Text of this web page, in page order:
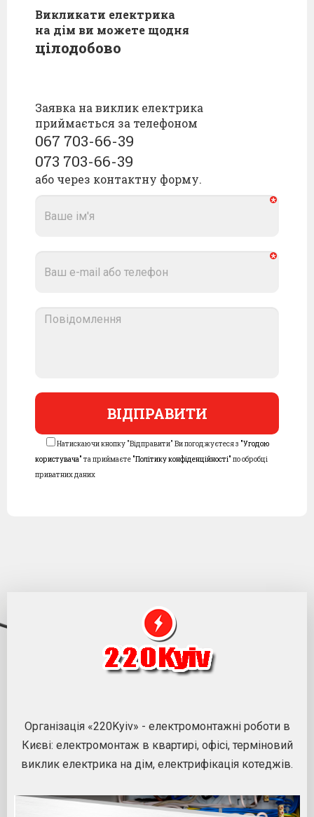
Викликати електрика
на дім ви можете щодня
цілодобово
Заявка на виклик електрика
приймається за телефоном
067 703-66-39
073 703-66-39
або через контактну форму.
Натискаючи кнопку "Відправити" Ви погоджуєтеся з "Угодою
користувача" та приймаєте "Політику конфіденційності" по обробці
приватних даних
Організація «220Kyiv» - електромонтажні роботи в
Києві: електромонтаж в квартирі, офісі, терміновий
виклик електрика на дім, електрифікація котеджів.